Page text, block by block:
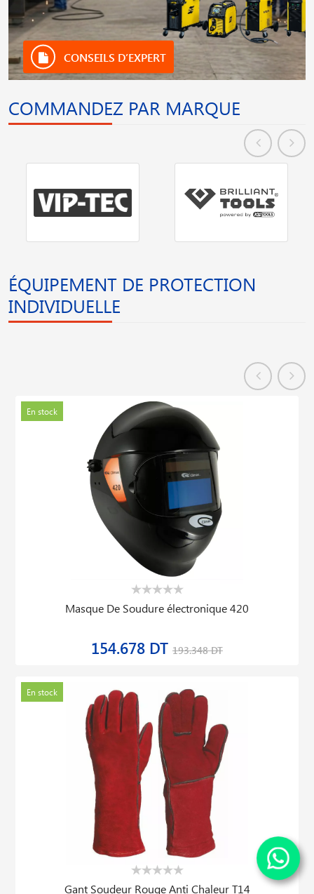
CONSEILS D’EXPERT
COMMANDEZ PAR MARQUE
ÉQUIPEMENT DE PROTECTION
INDIVIDUELLE
En stock
Masque De Soudure électronique 420
154.678 DT 193.348 DT
En stock
Gant Soudeur Rouge Anti Chaleur T14